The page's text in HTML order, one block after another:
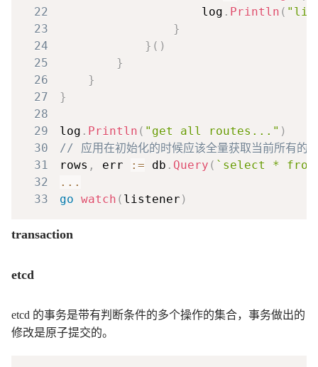
22
                    log
. Println (
23
}
24
} ( )
25
}
26
}
27
}
28
29
log . Println ( "get all routes..." )
30
// 应用在初始化的时候应该全量获取当前所有
31
rows , err := db . Query ( `select *
32
...
33
go watch ( listener )
transaction
etcd
etcd 的事务是带有判断条件的多个操作的集合，事务做出的
修改是原子提交的。